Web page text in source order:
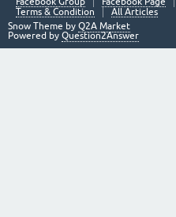
Terms & Condition
All Articles
Snow Theme by Q2A Market
Powered by Question2Answer